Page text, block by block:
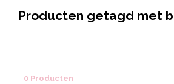
Producten getagd met
0 Producten